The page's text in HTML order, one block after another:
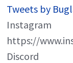
Tweets by
Instagram
https://
Discord